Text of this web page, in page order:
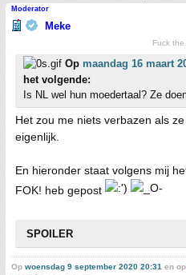
Moderator
Meke
Fuck the
Op maandag 16 maart
het volgende:
Is NL wel hun moedertaal? Ze
Het zou me niets verbazen als
eigenlijk.
En hieronder staat volgens mij
FOK! heb gepost
SPOILER
Op woensdag 9 september 2020 20:31 en op